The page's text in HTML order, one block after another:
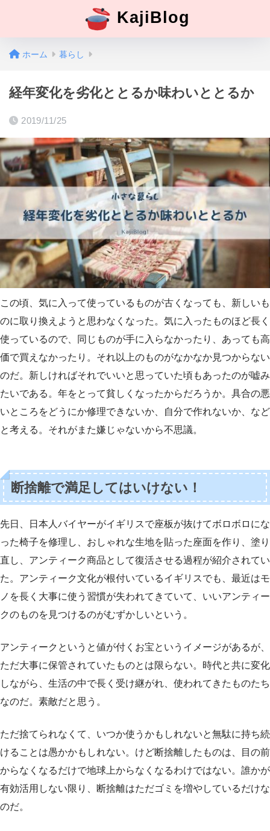
KajiBlog
ホーム 暮らし
経年変化を劣化ととるか味わいととるか
2019/11/25
この頃、気に入って使っているものが古くなっても、新しいも
のに取り換えようと思わなくなった。気に入ったものほど長く
使っているので、同じものが手に入らなかったり、あっても高
価で買えなかったり。それ以上のものがなかなか見つからない
のだ。新しければそれでいいと思っていた頃もあったのが嘘み
たいである。年をとって貧しくなったからだろうか。具合の悪
いところをどうにか修理できないか、自分で作れないか、など
と考える。それがまた嫌じゃないから不思議。
断捨離で満足してはいけない！
先日、日本人バイヤーがイギリスで座板が抜けてボロボロにな
った椅子を修理し、おしゃれな生地を貼った座面を作り、塗り
直し、アンティーク商品として復活させる過程が紹介されてい
た。アンティーク文化が根付いているイギリスでも、最近はモ
ノを長く大事に使う習慣が失われてきていて、いいアンティー
クのものを見つけるのがむずかしいという。
アンティークというと値が付くお宝というイメージがあるが、
ただ大事に保管されていたものとは限らない。時代と共に変化
しながら、生活の中で長く受け継がれ、使われてきたものたち
なのだ。素敵だと思う。
ただ捨てられなくて、いつか使うかもしれないと無駄に持ち続
けることは愚かかもしれない。けど断捨離したものは、目の前
からなくなるだけで地球上からなくなるわけではない。誰かが
有効活用しない限り、断捨離はただゴミを増やしているだけな
のだ。